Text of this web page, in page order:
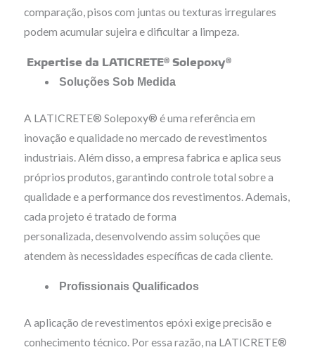
comparação, pisos com juntas ou texturas irregulares
podem acumular sujeira e dificultar a limpeza.
Expertise da LATICRETE® Solepoxy®
Soluções Sob Medida
A LATICRETE® Solepoxy® é uma referência em
inovação e qualidade no mercado de revestimentos
industriais. Além disso, a empresa fabrica e aplica seus
próprios produtos, garantindo controle total sobre a
qualidade e a performance dos revestimentos. Ademais,
cada projeto é tratado de forma
personalizada, desenvolvendo assim soluções que
atendem às necessidades específicas de cada cliente.
Profissionais Qualificados
A aplicação de revestimentos epóxi exige precisão e
conhecimento técnico. Por essa razão, na LATICRETE®